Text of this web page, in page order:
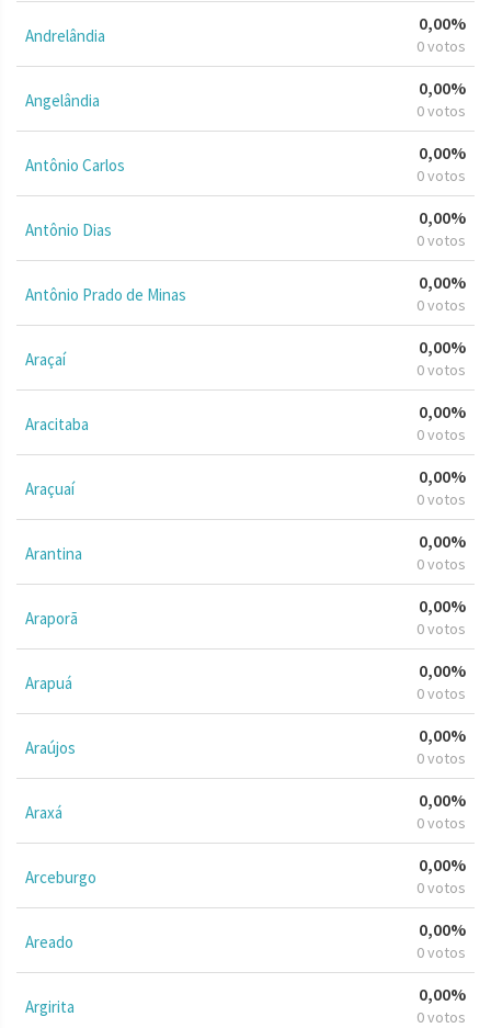
Andrelândia
0,00%
0 votos
Angelândia
0,00%
0 votos
Antônio Carlos
0,00%
0 votos
Antônio Dias
0,00%
0 votos
Antônio Prado de Minas
0,00%
0 votos
Araçaí
0,00%
0 votos
Aracitaba
0,00%
0 votos
Araçuaí
0,00%
0 votos
Arantina
0,00%
0 votos
Araporã
0,00%
0 votos
Arapuá
0,00%
0 votos
Araújos
0,00%
0 votos
Araxá
0,00%
0 votos
Arceburgo
0,00%
0 votos
Areado
0,00%
0 votos
Argirita
0,00%
0 votos